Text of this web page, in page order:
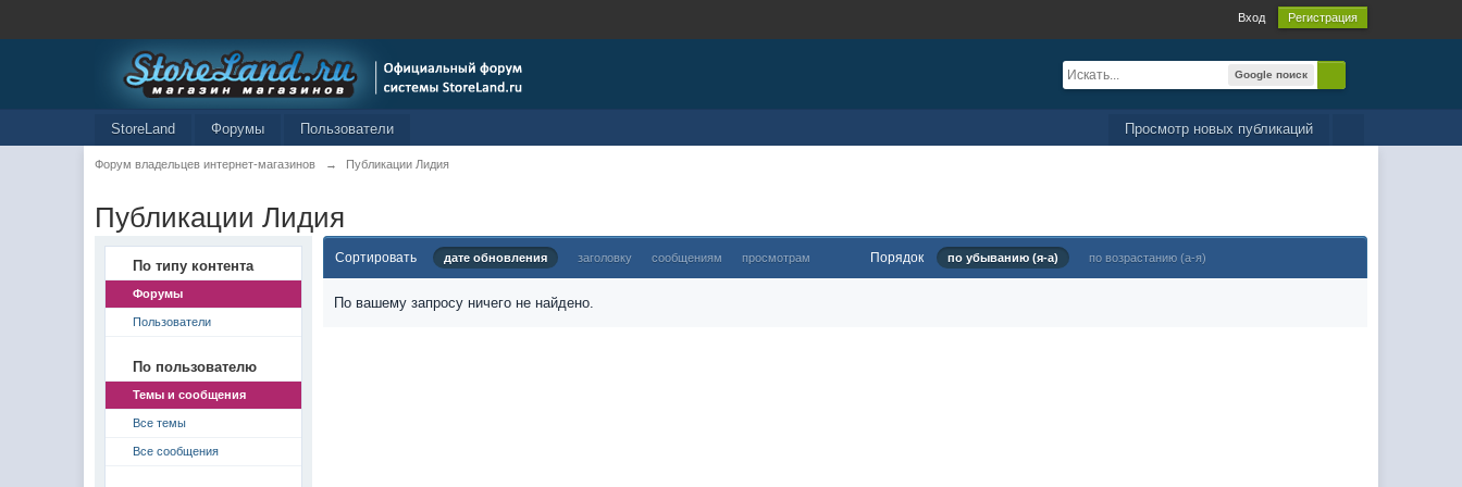
Вход Регистрация
Google поиск
Просмотр новых публикаций
StoreLand Форумы Пользователи
Форум владельцев интернет-магазинов → Публикации Лидия
Публикации Лидия
По типу контента
Форумы
Пользователи
По пользователю
Темы и сообщения
Все темы
Все сообщения
Сортировать дате обновления заголовку сообщениям просмотрам Порядок по убыванию (я-а) по возрастанию (а-я)
По вашему запросу ничего не найдено.